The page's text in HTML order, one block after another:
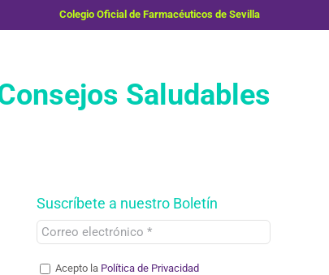
Colegio Oficial de Farmacéuticos de Sevilla
Saludables
Suscríbete a nuestro Boletín
Acepto la Política de Privacidad